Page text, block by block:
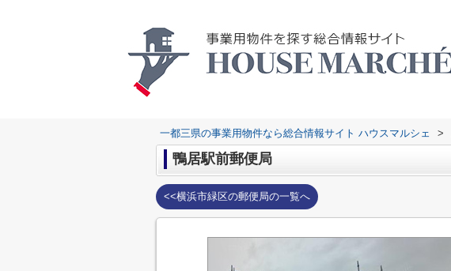
一都三県の事業用物件なら総合情報サイト ハウスマルシェ >
鴨居駅前郵便局
<<横浜市緑区の郵便局の一覧へ